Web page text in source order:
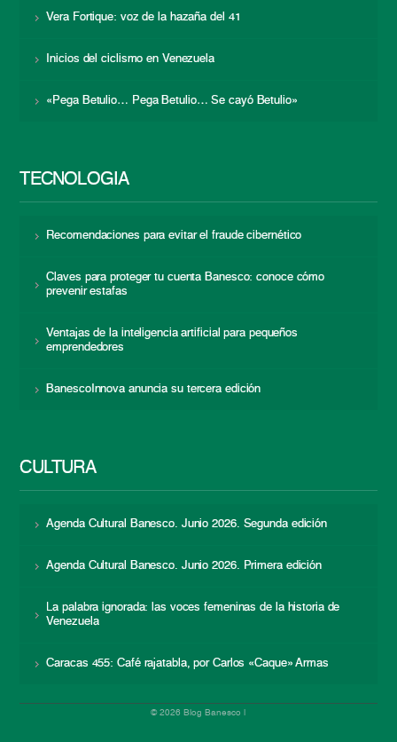
Vera Fortique: voz de la hazaña del 41
Inicios del ciclismo en Venezuela
«Pega Betulio… Pega Betulio… Se cayó Betulio»
TECNOLOGÍA
Recomendaciones para evitar el fraude cibernético
Claves para proteger tu cuenta Banesco: conoce cómo
prevenir estafas
Ventajas de la inteligencia artificial para pequeños
emprendedores
BanescoInnova anuncia su tercera edición
CULTURA
Agenda Cultural Banesco. Junio 2026. Segunda edición
Agenda Cultural Banesco. Junio 2026. Primera edición
La palabra ignorada: las voces femeninas de la historia de
Venezuela
Caracas 455: Café rajatabla, por Carlos «Caque» Armas
© 2026 Blog Banesco |